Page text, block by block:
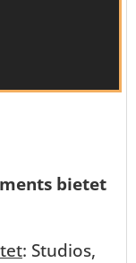
bietet
: Studios,